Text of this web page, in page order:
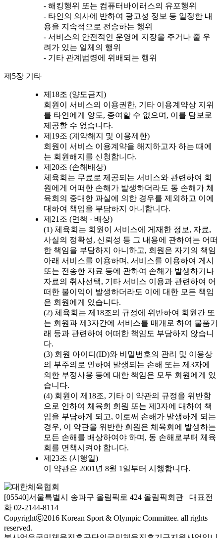
- 해킹행위 또는 컴퓨터바이러스의 유포행위
- 타인의 의사에 반하여 광고성 정보 등 일정한 내
용을 지속적으로 전송하는 행위
- 서비스의 안전적인 운영에 지장을 주거나 줄 우
려가 있는 일체의 행위
- 기타 관계법령에 위배되는 행위
제5장 기타
제18조 (양도금지)
회원이 서비스의 이용권한, 기타 이용계약상 지위
를 타인에게 양도, 증여할 수 없으며, 이를 담보로
제공할 수 없습니다.
제19조 (계약해지 및 이용제한)
회원이 서비스 이용계약을 해지하고자 하는 때에
는 회원해지를 신청합니다.
제20조 (손해배상)
체육회는 무료로 제공되는 서비스와 관련하여 회
원에게 어떠한 손해가 발생하더라도 동 손해가 체
육회의 중대한 과실에 의한 경우를 제외하고 이에
대하여 책임을 부담하지 아니합니다.
제21조 (면책 · 배상)
(1) 체육회는 회원이 서비스에 게재한 정보, 자료,
사실의 정확성, 신뢰성 등 그 내용에 관하여는 어떠
한 책임을 부담하지 아니하고, 회원은 자기의 책임
아래 서비스를 이용하며, 서비스를 이용하여 게시
또는 전송한 자료 등에 관하여 손해가 발생하거나
자료의 취사선택, 기타 서비스 이용과 관련하여 어
떠한 불이익이 발생하더라도 이에 대한 모든 책임
은 회원에게 있습니다.
(2) 체육회는 제18조의 규정에 위반하여 회원간 또
는 회원과 제3자간에 서비스를 매개로 하여 물품거
래 등과 관련하여 어떠한 책임도 부담하지 않습니
다.
(3) 회원 아이디(ID)와 비밀번호의 관리 및 이용상
의 부주의로 인하여 발생되는 손해 또는 제3자에
의한 부정사용 등에 대한 책임은 모두 회원에게 있
습니다.
(4) 회원이 제18조, 기타 이 약관의 규정을 위반함
으로 인하여 체육회 회원 또는 제3자에 대하여 책
임을 부담하게 되고, 이로써 손해가 발생하게 되는
경우, 이 약관을 위반한 회원은 체육회에 발생하는
모든 손해를 배상하여야 하며, 동 손해로부터 체육
회를 면책시켜야 합니다.
제23조 (시행일)
이 약관은 2001년 8월 1일부터 시행합니다.
[05540]서울특별시 송파구 올림픽로 424 올림픽회관 대표전
화 02-2144-8114
Copyrightⓒ2016 Korean Sport & Olympic Committee. all rights
reserved.